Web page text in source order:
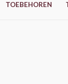
TOEBEHOREN